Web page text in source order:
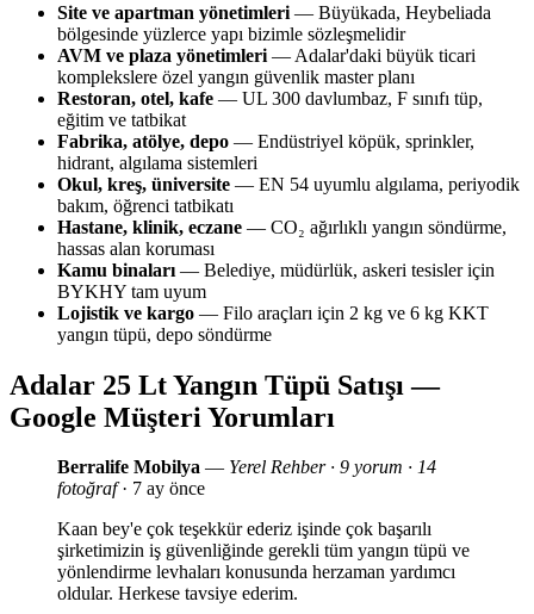
Site ve apartman yönetimleri — Büyükada, Heybeliada
bölgesinde yüzlerce yapı bizimle sözleşmelidir
AVM ve plaza yönetimleri — Adalar'daki büyük ticari
komplekslere özel yangın güvenlik master planı
Restoran, otel, kafe — UL 300 davlumbaz, F sınıfı tüp,
eğitim ve tatbikat
Fabrika, atölye, depo — Endüstriyel köpük, sprinkler,
hidrant, algılama sistemleri
Okul, kreş, üniversite — EN 54 uyumlu algılama, periyodik
bakım, öğrenci tatbikatı
Hastane, klinik, eczane — CO₂ ağırlıklı yangın söndürme,
hassas alan koruması
Kamu binaları — Belediye, müdürlük, askeri tesisler için
BYKHY tam uyum
Lojistik ve kargo — Filo araçları için 2 kg ve 6 kg KKT
yangın tüpü, depo söndürme
Adalar 25 Lt Yangın Tüpü Satışı —
Google Müşteri Yorumları
Berralife Mobilya — Yerel Rehber · 9 yorum · 14
fotoğraf· 7 ay önce
Kaan bey'e çok teşekkür ederiz işinde çok başarılı
şirketimizin iş güvenliğinde gerekli tüm yangın tüpü ve
yönlendirme levhaları konusunda herzaman yardımcı
oldular. Herkese tavsiye ederim.